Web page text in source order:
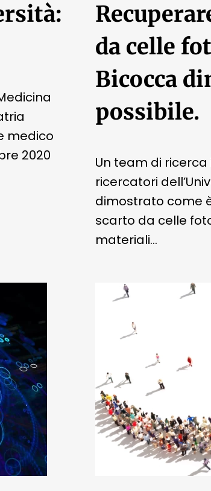
medico
2020
da celle
Bicocca
possibile.
Un team di
ricercatori
dimostrato come
scarto da celle
materiali…